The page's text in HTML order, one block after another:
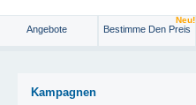
Angebote Bestimme Den Preis
Neu!
Kampagnen